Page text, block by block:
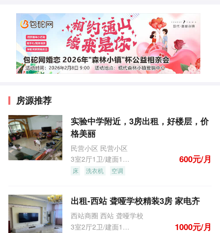
房源推荐
实验中学附近，3房出租，好楼层，价
格美丽
民营小区 民营小区
3室2厅1卫/建面126.0m
600元/月
床 洗衣机 空调
出租-西站 聋哑学校精装3房 家电齐
西站商圈 西站 聋哑学校
3室2厅2卫/建面130.0m
1000元/月